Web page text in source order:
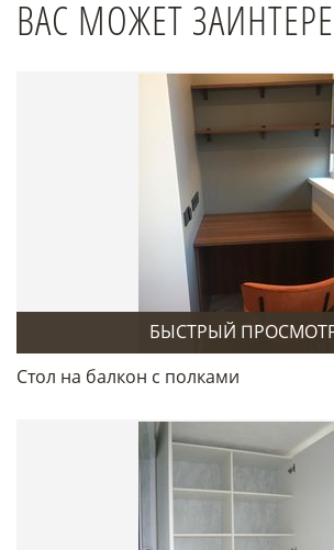
ВАС МОЖЕТ
БЫСТРЫЙ
Стол на балкон с полками